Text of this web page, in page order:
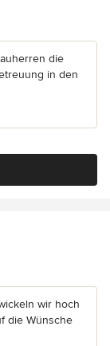
die
in den
wir hoch
die Wünsche